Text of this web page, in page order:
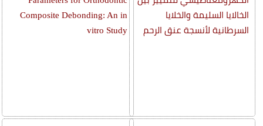
الخالايا السليمة والخلايا
السرطانية لأنسجة عنق الرحم
Composite Debonding: An in
vitro Study